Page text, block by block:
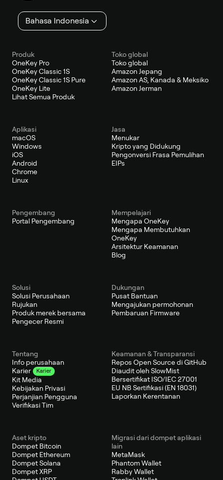
Bahasa Indonesia
Produk
OneKey Pro
OneKey Classic 1S
OneKey Classic 1S Pure
OneKey Lite
Lihat Semua Produk
Toko global
Toko global
Amazon Jepang
Amazon AS, Kanada & Meksiko
Amazon Jerman
Aplikasi
macOS
Windows
iOS
Android
Chrome
Linux
Jasa
Menukar
Kripto yang Didukung
Pengonversi Frasa Pemulihan
EIPs
Pengembang
Portal Pengembang
Mempelajari
Mengapa OneKey
Mengapa Membutuhkan
OneKey
Arsitektur Keamanan
Blog
Solusi
Solusi Perusahaan
Rujukan
Produk merek bersama
Pengecer Resmi
Dukungan
Pusat Bantuan
Mengajukan permohonan
Pembaruan Firmware
Tentang
Info perusahaan
Karier
Karier
Kit Media
Kebijakan Privasi
Perjanjian Pengguna
Verifikasi Tim
Keamanan & Transparansi
Repos Open Source di GitHub
Diaudit oleh SlowMist
Bersertifikat ISO/IEC 27001
EU NB Sertifikasi (EN 18031)
Laporkan Kerentanan
Aset kripto
Dompet Bitcoin
Dompet Ethereum
Dompet Solana
Dompet XRP
Migrasi dari dompet aplikasi
lain
MetaMask
Phantom Wallet
Rabby Wallet